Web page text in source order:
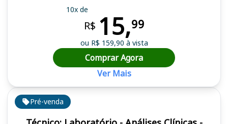
Pré-venda
10x de
R$ 15,99
ou R$ 159,90 à vista
Comprar Agora
Ver Mais